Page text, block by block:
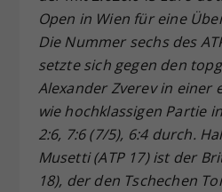
Open in Wien für eine
Die Nummer sechs des
setzte sich gegen den
Alexander Zverev in einer
wie hochklassigen Partie
2:6, 7:6 (7/5), 6:4 durch.
Musetti (ATP 17) ist der
18), der den Tschechen
Zweck
Dieser Wert
Einstellungen.
zufällig
historische
vorgenommen
Webseiten-
hat.